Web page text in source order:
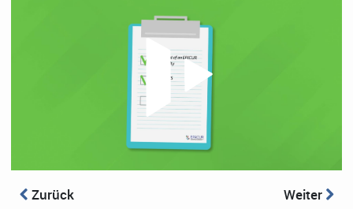
Zurück Weiter